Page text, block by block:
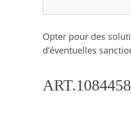
Opter pour des
d’éventuelles
ART.1084458